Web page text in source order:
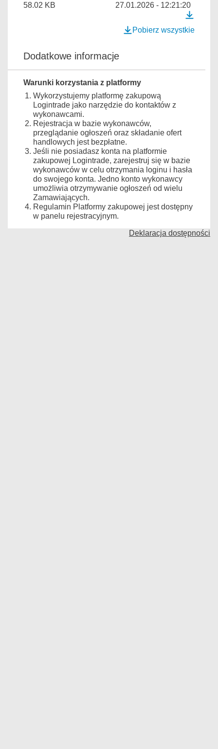
58.02 KB
27.01.2026 - 12:21:20
Pobierz wszystkie
Dodatkowe informacje
Warunki korzystania z platformy
Wykorzystujemy platformę zakupową
Logintrade jako narzędzie do kontaktów z
wykonawcami.
Rejestracja w bazie wykonawców,
przeglądanie ogłoszeń oraz składanie ofert
handlowych jest bezpłatne.
Jeśli nie posiadasz konta na platformie
zakupowej Logintrade, zarejestruj się w bazie
wykonawców w celu otrzymania loginu i hasła
do swojego konta. Jedno konto wykonawcy
umożliwia otrzymywanie ogłoszeń od wielu
Zamawiających.
Regulamin Platformy zakupowej jest dostępny
w panelu rejestracyjnym.
Deklaracja dostępności